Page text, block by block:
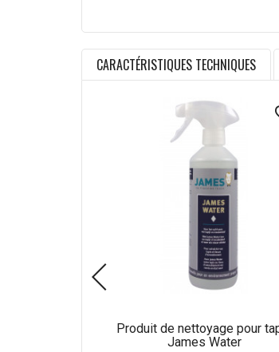
CARACTÉRISTIQUES TECHNIQUES
Produit de nettoyage pour
James Water